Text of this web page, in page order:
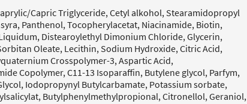
Capric Triglyceride, Cetyl alkohol, Stearamidopropyl
Panthenol, Tocopherylacetat, Niacinamide, Biotin,
Distearoylethyl Dimonium Chloride, Glycerin,
Oleate, Lecithin, Sodium Hydroxide, Citric Acid,
Crosspolymer-3, Aspartic Acid,
Copolymer, C11-13 Isoparaffin, Butylene glycol, Parfym,
Iodopropynyl Butylcarbamate, Potassium sorbate,
Butylphenylmethylpropional, Citronellol, Geraniol,